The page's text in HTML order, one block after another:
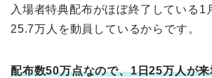
入場者特典配布がほぼ終了している1
25.7万人を動員しているからです。
配布数50万点なので、1日25万人が